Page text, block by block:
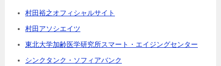
村田裕之オフィシャルサイト
村田アソシエイツ
東北大学加齢医学研究所スマート・エイジングセンター
シンクタンク・ソフィアバンク